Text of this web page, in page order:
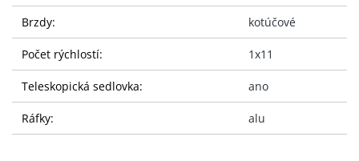
Brzdy: kotúčové
Počet rýchlostí: 1x11
Teleskopická sedlovka: ano
Ráfky: alu